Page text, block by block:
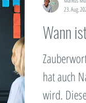
Wann
hat auch
wird.
23. Aug.